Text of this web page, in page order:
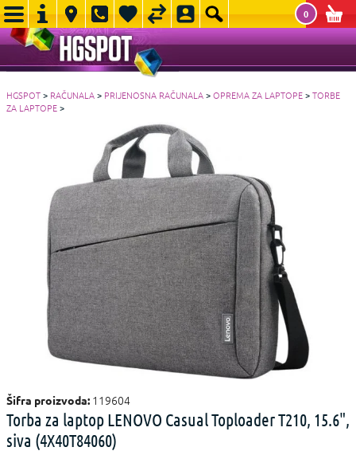
0
HGSPOT> RAČUNALA> PRIJENOSNA RAČUNALA>OPREMA ZA LAPTOPE>TORBE
ZA LAPTOPE>
Šifra proizvoda: 119604
Torba za laptop LENOVO Casual Toploader T210, 15.6",
siva (4X40T84060)